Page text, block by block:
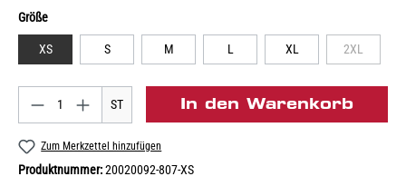
Größe
XS S M L XL 2XL
ST In den Warenkorb
Zum Merkzettel hinzufügen
Produktnummer:20020092-807-XS